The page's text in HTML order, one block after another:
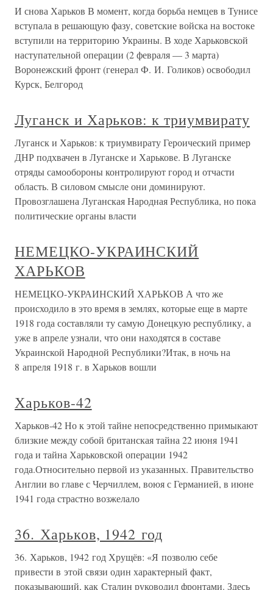
И снова Харьков В момент, когда борьба немцев в Тунисе
вступала в решающую фазу, советские войска на востоке
вступили на территорию Украины. В ходе Харьковской
наступательной операции (2 февраля — 3 марта)
Воронежский фронт (генерал Ф. И. Голиков) освободил
Курск, Белгород
Луганск и Харьков: к триумвирату
Луганск и Харьков: к триумвирату Героический пример
ДНР подхвачен в Луганске и Харькове. В Луганске
отряды самообороны контролируют город и отчасти
область. В силовом смысле они доминируют.
Провозглашена Луганская Народная Республика, но пока
политические органы власти
НЕМЕЦКО-УКРАИНСКИЙ
ХАРЬКОВ
НЕМЕЦКО-УКРАИНСКИЙ ХАРЬКОВ А что же
происходило в это время в землях, которые еще в марте
1918 года составляли ту самую Донецкую республику, а
уже в апреле узнали, что они находятся в составе
Украинской Народной Республики?Итак, в ночь на
8 апреля 1918 г. в Харьков вошли
Харьков-42
Харьков-42 Но к этой тайне непосредственно примыкают
близкие между собой британская тайна 22 июня 1941
года и тайна Харьковской операции 1942
года.Относительно первой из указанных. Правительство
Англии во главе с Черчиллем, воюя с Германией, в июне
1941 года страстно возжелало
36. Харьков, 1942 год
36. Харьков, 1942 год Хрущёв: «Я позволю себе
привести в этой связи один характерный факт,
показывающий, как Сталин руководил фронтами. Здесь